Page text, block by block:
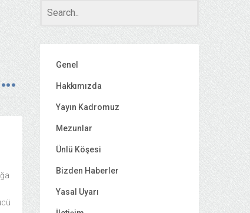
Genel
Hakkımızda
Yayın Kadromuz
Mezunlar
Ünlü Köşesi
Bizden Haberler
Yasal Uyarı